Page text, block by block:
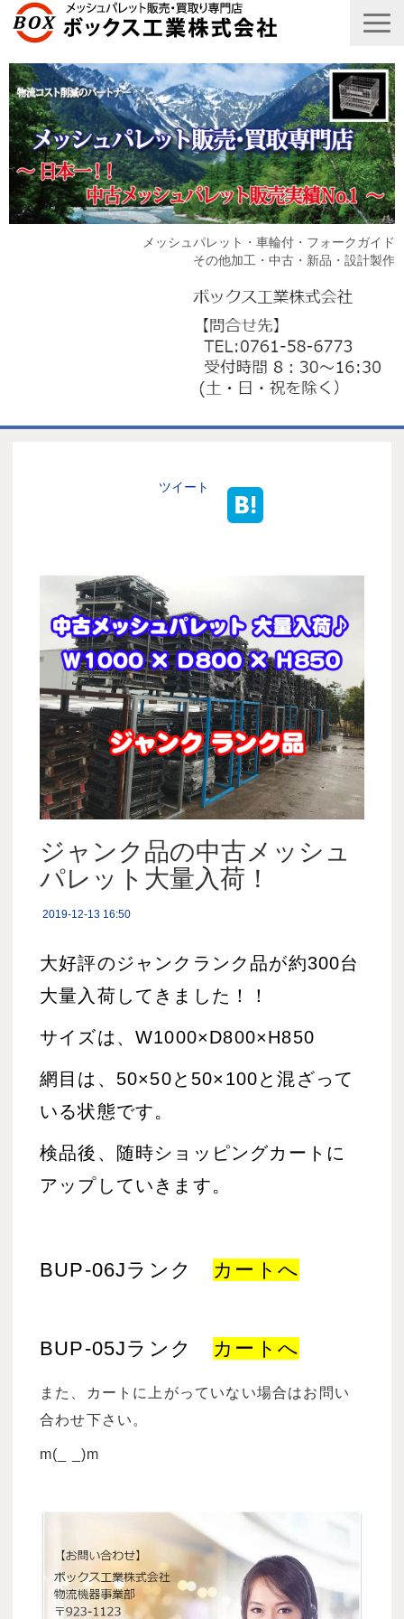
メッシュパレット・車輪付・フォークガイド
その他加工・中古・新品・設計製作
商品一覧表
お取引の流れ
会社情報
お問い合わせ
ツイート
ジャンク品の中古メッシュ
パレット大量入荷！
2019-12-13 16:50
大好評のジャンクランク品が約300台
大量入荷してきました！！
サイズは、W1000×D800×H850
網目は、50×50と50×100と混ざって
いる状態です。
検品後、随時ショッピングカートに
アップしていきます。
BUP-06Jランク カートへ
BUP-05Jランク カートへ
また、カートに上がっていない場合はお問い
合わせ下さい。
m(_ _)m